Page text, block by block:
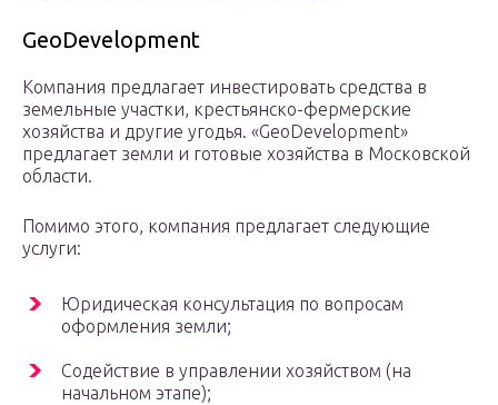
GeoDevelopment
Компания предлагает инвестировать средства в
земельные участки, крестьянско-фермерские
хозяйства и другие угодья. «GeoDevelopment»
предлагает земли и готовые хозяйства в Московской
области.
Помимо этого, компания предлагает следующие
услуги:
Юридическая консультация по вопросам
оформления земли;
Содействие в управлении хозяйством (на
начальном этапе);